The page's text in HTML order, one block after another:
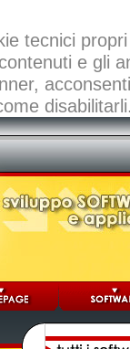
tecnici
e gli